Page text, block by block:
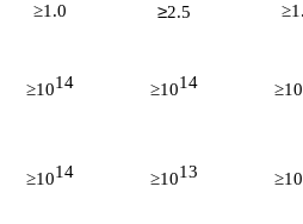
≥1.0 ≥2.5
≥1014 ≥1014 ≥10
≥1014 ≥1013 ≥10